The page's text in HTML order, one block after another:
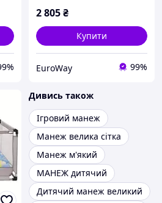
2 805₴
Купити
EuroWay 99%
Дивись також
Ігровий манеж
Манеж велика сітка
Манеж м'який
МАНЕЖ дитячий
Дитячий манеж великий